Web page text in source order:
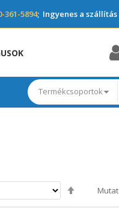
361-5894; Ingyenes a szállítás
Termékcsoportok
Csökkenő
Mutat